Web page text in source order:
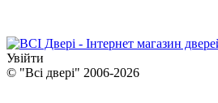
Увійти
© "Всі двері" 2006-2026